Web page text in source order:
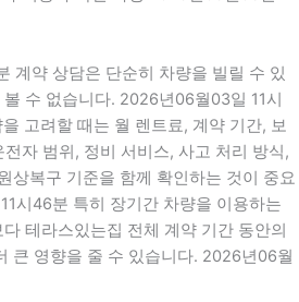
계약 상담은 단순히 차량을 빌릴 수 있
수 없습니다. 2026년06월03일 11시
고려할 때는 월 렌트료, 계약 기간, 보
자 범위, 정비 서비스, 사고 처리 방식,
상복구 기준을 함께 확인하는 것이 중요
시46분 특히 장기간 차량을 이용하는
테라스있는집 전체 계약 기간 동안의
큰 영향을 줄 수 있습니다. 2026년06월